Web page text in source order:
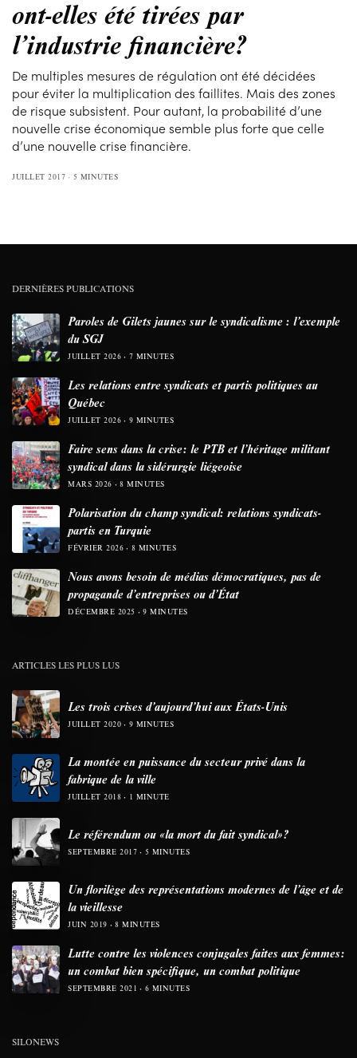
ont-elles été tirées par
l’industrie financière?
De multiples mesures de régulation ont été décidées
pour éviter la multiplication des faillites. Mais des zones
de risque subsistent. Pour autant, la probabilité d’une
nouvelle crise économique semble plus forte que celle
d’une nouvelle crise financière.
JUILLET 2017 5 MINUTES
DERNIÈRES PUBLICATIONS
Paroles de Gilets jaunes sur le syndicalisme : l’exemple
du SGJ
JUILLET 2026 7 MINUTES
Les relations entre syndicats et partis politiques au
Québec
JUILLET 2026 9 MINUTES
Faire sens dans la crise: le PTB et l’héritage militant
syndical dans la sidérurgie liégeoise
MARS 2026 8 MINUTES
Polarisation du champ syndical: relations syndicats-
partis en Turquie
FÉVRIER 2026 8 MINUTES
Nous avons besoin de médias démocratiques, pas de
propagande d’entreprises ou d’État
DÉCEMBRE 2025 9 MINUTES
ARTICLES LES PLUS LUS
Les trois crises d’aujourd’hui aux États-Unis
JUILLET 2020 9 MINUTES
La montée en puissance du secteur privé dans la
fabrique de la ville
JUILLET 2018 1 MINUTE
Le référendum ou «la mort du fait syndical»?
SEPTEMBRE 2017 5 MINUTES
Un florilège des représentations modernes de l’âge et de
la vieillesse
JUIN 2019 8 MINUTES
Lutte contre les violences conjugales faites aux femmes:
un combat bien spécifique, un combat politique
SEPTEMBRE 2021 6 MINUTES
SILONEWS